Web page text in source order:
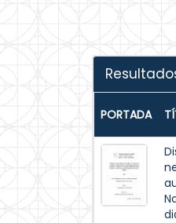
PORTADA